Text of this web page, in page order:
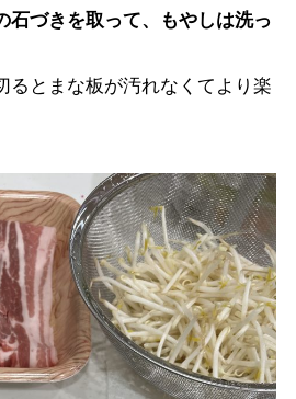
づきを取って、もやしは洗っ
とまな板が汚れなくてより楽